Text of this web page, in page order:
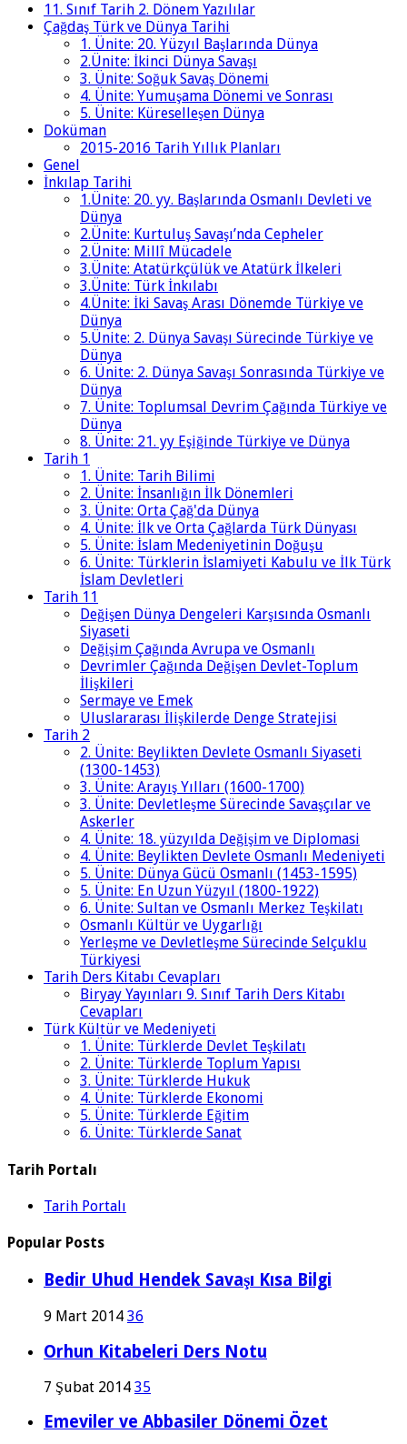
11. Sınıf Tarih 2. Dönem Yazılılar
Çağdaş Türk ve Dünya Tarihi
1. Ünite: 20. Yüzyıl Başlarında Dünya
2.Ünite: İkinci Dünya Savaşı
3. Ünite: Soğuk Savaş Dönemi
4. Ünite: Yumuşama Dönemi ve Sonrası
5. Ünite: Küreselleşen Dünya
Doküman
2015-2016 Tarih Yıllık Planları
Genel
İnkılap Tarihi
1.Ünite: 20. yy. Başlarında Osmanlı Devleti ve
Dünya
2.Ünite: Kurtuluş Savaşı’nda Cepheler
2.Ünite: Millî Mücadele
3.Ünite: Atatürkçülük ve Atatürk İlkeleri
3.Ünite: Türk İnkılabı
4.Ünite: İki Savaş Arası Dönemde Türkiye ve
Dünya
5.Ünite: 2. Dünya Savaşı Sürecinde Türkiye ve
Dünya
6. Ünite: 2. Dünya Savaşı Sonrasında Türkiye ve
Dünya
7. Ünite: Toplumsal Devrim Çağında Türkiye ve
Dünya
8. Ünite: 21. yy Eşiğinde Türkiye ve Dünya
Tarih 1
1. Ünite: Tarih Bilimi
2. Ünite: İnsanlığın İlk Dönemleri
3. Ünite: Orta Çağ'da Dünya
4. Ünite: İlk ve Orta Çağlarda Türk Dünyası
5. Ünite: İslam Medeniyetinin Doğuşu
6. Ünite: Türklerin İslamiyeti Kabulu ve İlk Türk
İslam Devletleri
Tarih 11
Değişen Dünya Dengeleri Karşısında Osmanlı
Siyaseti
Değişim Çağında Avrupa ve Osmanlı
Devrimler Çağında Değişen Devlet-Toplum
İlişkileri
Sermaye ve Emek
Uluslararası İlişkilerde Denge Stratejisi
Tarih 2
2. Ünite: Beylikten Devlete Osmanlı Siyaseti
(1300-1453)
3. Ünite: Arayış Yılları (1600-1700)
3. Ünite: Devletleşme Sürecinde Savaşçılar ve
Askerler
4. Ünite: 18. yüzyılda Değişim ve Diplomasi
4. Ünite: Beylikten Devlete Osmanlı Medeniyeti
5. Ünite: Dünya Gücü Osmanlı (1453-1595)
5. Ünite: En Uzun Yüzyıl (1800-1922)
6. Ünite: Sultan ve Osmanlı Merkez Teşkilatı
Osmanlı Kültür ve Uygarlığı
Yerleşme ve Devletleşme Sürecinde Selçuklu
Türkiyesi
Tarih Ders Kitabı Cevapları
Biryay Yayınları 9. Sınıf Tarih Ders Kitabı
Cevapları
Türk Kültür ve Medeniyeti
1. Ünite: Türklerde Devlet Teşkilatı
2. Ünite: Türklerde Toplum Yapısı
3. Ünite: Türklerde Hukuk
4. Ünite: Türklerde Ekonomi
5. Ünite: Türklerde Eğitim
6. Ünite: Türklerde Sanat
Tarih Portalı
Tarih Portalı
Popular Posts
Bedir Uhud Hendek Savaşı Kısa Bilgi
9 Mart 2014 36
Orhun Kitabeleri Ders Notu
7 Şubat 2014 35
Emeviler ve Abbasiler Dönemi Özet